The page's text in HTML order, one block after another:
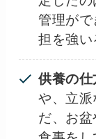
管理がで
担を強い
供養の仕
や、立派
だ、お